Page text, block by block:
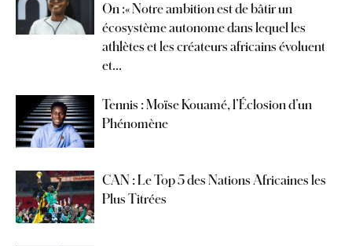
On :« Notre ambition est de bâtir un
écosystème autonome dans lequel les
athlètes et les créateurs africains évoluent
et...
Tennis : Moïse Kouamé, l’Éclosion d’un
Phénomène
CAN : Le Top 5 des Nations Africaines les
Plus Titrées